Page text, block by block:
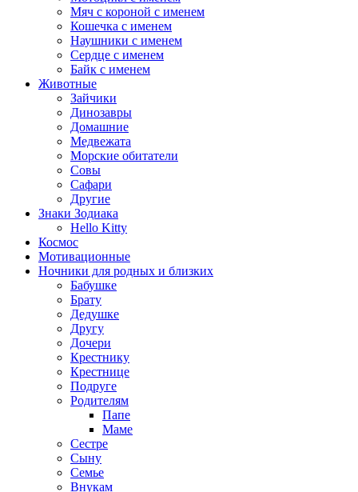
Мяч с короной с именем
Кошечка с именем
Наушники с именем
Сердце с именем
Байк с именем
Животные
Зайчики
Динозавры
Домашние
Медвежата
Морские обитатели
Совы
Сафари
Другие
Знаки Зодиака
Hello Kitty
Космос
Мотивационные
Ночники для родных и близких
Бабушке
Брату
Дедушке
Другу
Дочери
Крестнику
Крестнице
Подруге
Родителям
Папе
Маме
Сестре
Сыну
Семье
Внукам